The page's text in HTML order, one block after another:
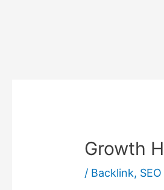
Growth
/ Backlink, SEO